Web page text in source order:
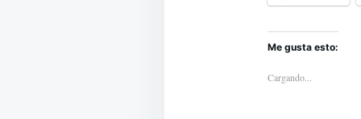
Me gusta esto:
Cargando...